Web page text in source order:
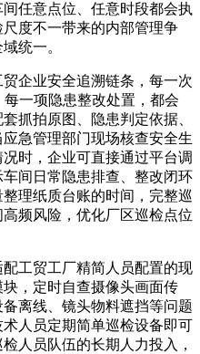
任意点位、任意时段都会执
度不一带来的内部管理争
统一。
企业安全追溯链条，每一次
一项隐患整改处置，都会
抓拍原图、隐患判定依据、
急管理部门现场核查安全生
时，企业可直接通过平台调
间日常隐患排查、整改闭环
理纸质台账的时间，完整巡
频风险，优化厂区巡检点位
工贸工厂精简人员配置的现
，定时自查摄像头画面传
离线、镜头物料遮挡等问题
人员定期简单巡检设备即可
人员队伍的长期人力投入，